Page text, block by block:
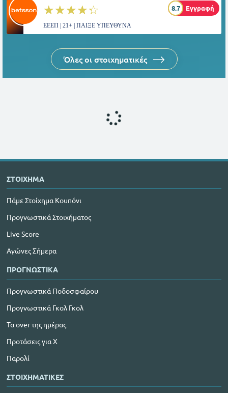
☆☆☆☆☆
★★★★★ 8.7 Εγγραφή
ΕΕΕΠ | 21+ | ΠΑΙΞΕ ΥΠΕΥΘΥΝΑ
Όλες οι στοιχηματικές
ΣΤΟΙΧΗΜΑ
Πάμε Στοίχημα Κουπόνι
Προγνωστικά Στοιχήματος
Live Score
Αγώνες Σήμερα
ΠΡΟΓΝΩΣΤΙΚΑ
Προγνωστικά Ποδοσφαίρου
Προγνωστικά Γκολ Γκολ
Τα over της ημέρας
Προτάσεις για Χ
Παρολί
ΣΤΟΙΧΗΜΑΤΙΚΕΣ